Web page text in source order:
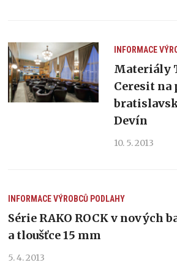
INFORMACE
Materiály
Ceresit na
Devín
10. 5. 2013
INFORMACE VÝROBCŮ PODLAHY
Série RAKO ROCK v nových
a tloušťce 15 mm
5. 4. 2013